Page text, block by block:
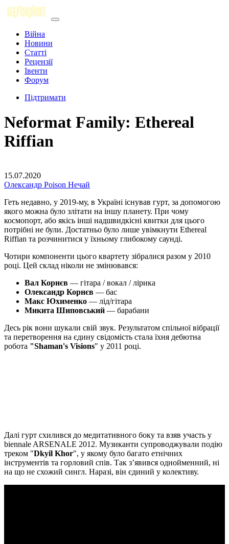
Війна
Новини
Статті
Рецензії
Івенти
Форум
Підтримати
Neformat Family: Ethereal
Riffian
15.07.2020
Олександр Poison Нечай
Геть недавно, у 2019-му, в Україні існував гурт, за допомогою
якого можна було злітати на іншу планету. При чому
космопорт, або якісь інші надшвидкісні квитки для цього
потрібні не були. Достатньо було лише увімкнути Ethereal
Riffian та розчинитися у їхньому глибокому саунді.
Чотири компоненти цього квартету зібралися разом у 2010
році. Цей склад ніколи не змінювався:
Вал Корнєв — гітара / вокал / лірика
Олександр Корнєв — бас
Макс Юхименко — лід/гітара
Микита Шиповський — барабани
Десь рік вони шукали свій звук. Результатом спільної вібрації
та перетворення на єдину свідомість стала їхня дебютна
робота "Shaman's Visions" у 2011 році.
Далі гурт схилився до медитативного боку та взяв участь у
biennale ARSENALE 2012. Музиканти супроводжували подію
треком "Dkyil Khor", у якому було багато етнічних
інструментів та горловий спів. Так з’явився однойменний, ні
на що не схожий сингл. Наразі, він єдиний у колективу.